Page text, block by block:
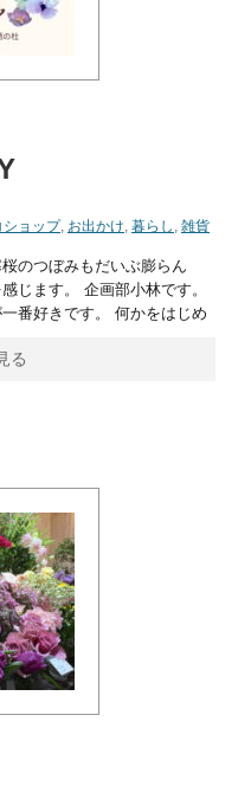
ショップ, お出かけ, 暮らし , 雑貨
のつぼみもだいぶ膨らん
じます。 企画部小林です。
番好きです。 何かをはじめ
る